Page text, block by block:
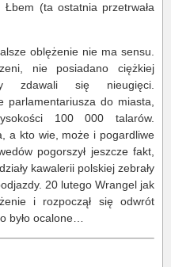
(ta ostatnia przetrwała
oblężenie nie ma sensu.
nie posiadano ciężkiej
zdawali się nieugięci.
parlamentariusza do miasta,
100 000 talarów.
a kto wie, może i pogardliwe
pogorszył jeszcze fakt,
kawalerii polskiej zebrały
20 lutego Wrangel jak
i rozpoczął się odwrót
było ocalone…